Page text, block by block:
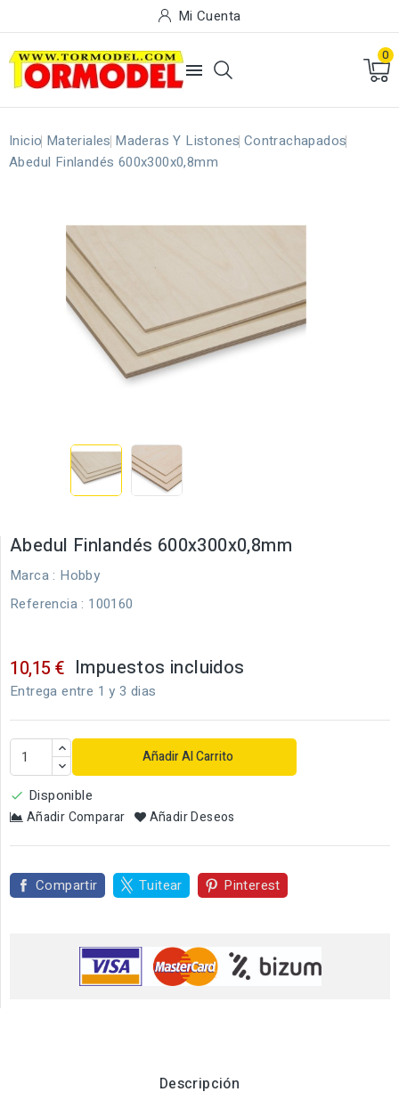
Mi Cuenta

0
Inicio Materiales Maderas Y Listones Contrachapados
Abedul Finlandés 600x300x0,8mm
Abedul Finlandés 600x300x0,8mm
Marca : Hobby
Referencia : 100160
10,15 € Impuestos incluidos
Entrega entre 1 y 3 dias
Añadir Al Carrito
 Disponible
Añadir Comparar Añadir Deseos
Compartir Tuitear Pinterest
Descripción